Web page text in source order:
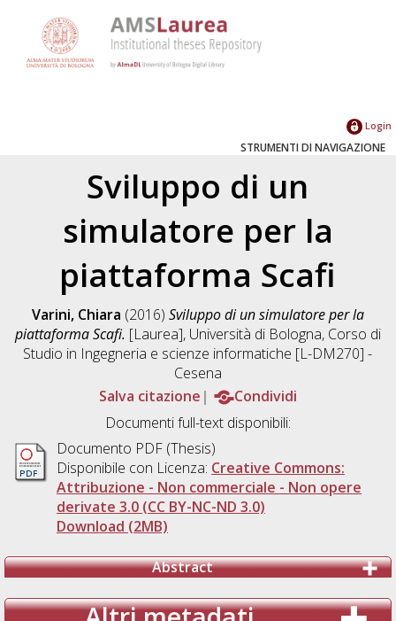
Login
STRUMENTI DI NAVIGAZIONE
Sviluppo di un
simulatore per la
piattaforma Scafi
Varini, Chiara (2016) Sviluppo di un simulatore per la
piattaforma Scafi. [Laurea], Università di Bologna, Corso di
Studio in Ingegneria e scienze informatiche [L-DM270] -
Cesena
Salva citazione
Condividi
Documenti full-text disponibili:
Documento PDF (Thesis)
Disponibile con Licenza: Creative Commons:
Attribuzione - Non commerciale - Non opere
derivate 3.0 (CC BY-NC-ND 3.0)
Download (2MB)
Abstract